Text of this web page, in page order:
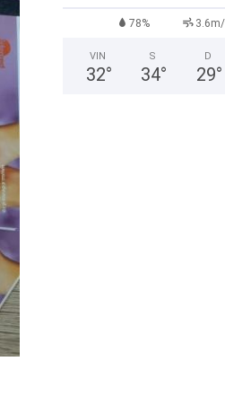
78%
VIN
32°
S
34°
D
29°